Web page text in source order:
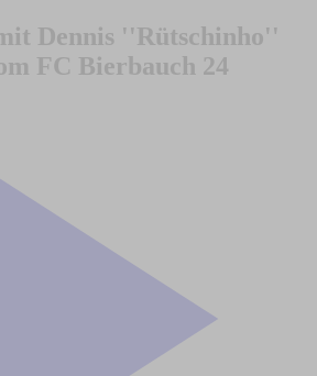
Dennis ''Rütschinho''
FC Bierbauch 24